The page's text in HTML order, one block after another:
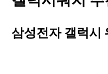
삼성전자 갤럭시